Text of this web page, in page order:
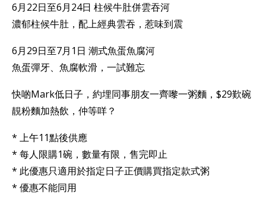
6月22日至6月24日 柱候牛肚併雲吞河
濃郁柱候牛肚，配上經典雲吞，惹味到震
6月29日至7月1日 潮式魚蛋魚腐河
魚蛋彈牙、魚腐軟滑，一試難忘
快啲Mark低日子，約埋同事朋友一齊嚟一粥麵，$29歎碗
靚粉麵加熱飲，仲等咩？
* 上午11點後供應
* 每人限購1碗，數量有限，售完即止
* 此優惠只適用於指定日子正價購買指定款式粥
* 優惠不能同用